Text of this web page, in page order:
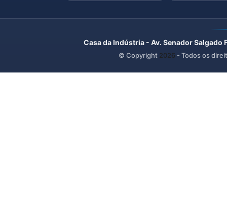
Casa da Indústria - Av. Senador
© Copyright 2026 - Todos os